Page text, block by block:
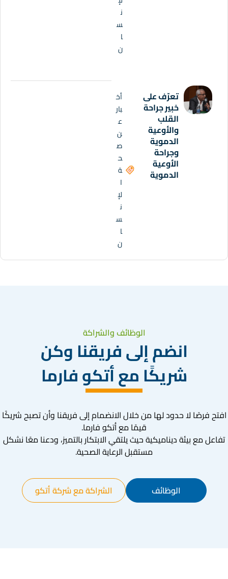
ن
س
ا
ن
تعرّف على
خبير جراحة
القلب
والأوعية
الدموية
وجراحة
الأوعية
الدموية
أخ
بار
ع
ن
ص
ح
ة
ا
لإ
ن
س
ا
ن
الوظائف والشراكة
انضم إلى فريقنا وكن
شريكًا مع أتكو فارما
افتح فرصًا لا حدود لها من خلال الانضمام إلى فريقنا وأن تصبح شريكًا
قيمًا مع أتكو فارما.
تفاعل مع بيئة ديناميكية حيث يلتقي الابتكار بالتميز، ودعنا معًا نشكل
مستقبل الرعاية الصحية.
الوظائف الشراكة مع شركة أتكو